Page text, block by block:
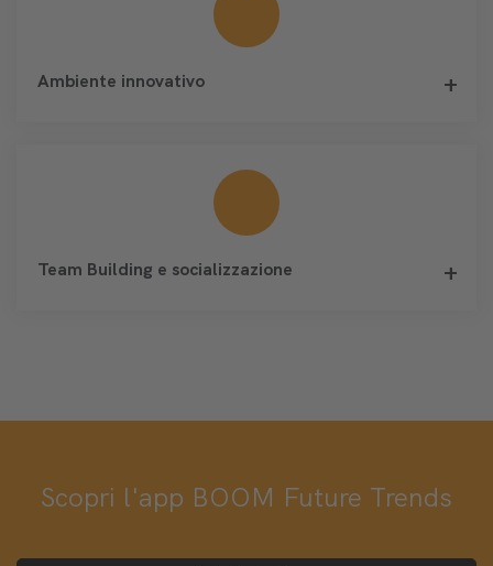
Ambiente innovativo
Team Building e socializzazione
Scopri l'app BOOM Future Trends